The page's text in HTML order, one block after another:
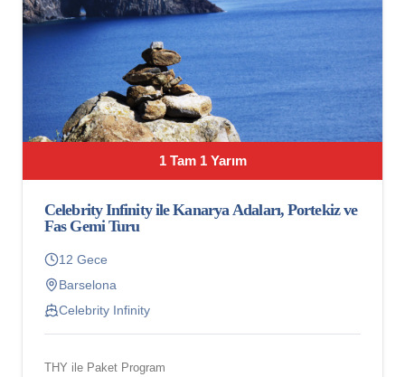
1 Tam 1 Yarım
Celebrity Infinity ile Kanarya Adaları, Portekiz ve
Fas Gemi Turu
12 Gece
Barselona
Celebrity Infinity
THY ile Paket Program